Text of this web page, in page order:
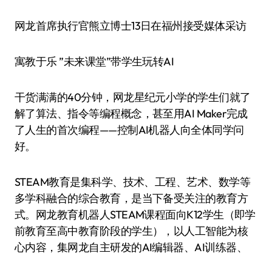
网龙首席执行官熊立博士13日在福州接受媒体采访
寓教于乐 ”未来课堂”带学生玩转AI
干货满满的40分钟，网龙星纪元小学的学生们就了
解了算法、指令等编程概念，甚至用AI Maker完成
了人生的首次编程——控制AI机器人向全体同学问
好。
STEAM教育是集科学、技术、工程、艺术、数学等
多学科融合的综合教育，是当下备受关注的教育方
式。网龙教育机器人STEAM课程面向K12学生（即学
前教育至高中教育阶段的学生），以人工智能为核
心内容，集网龙自主研发的AI编辑器、AI训练器、